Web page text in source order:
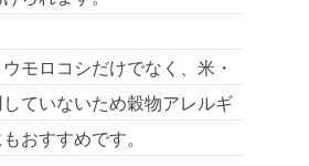
モロコシだけでなく、米・
ていないため穀物アレルギ
おすすめです。